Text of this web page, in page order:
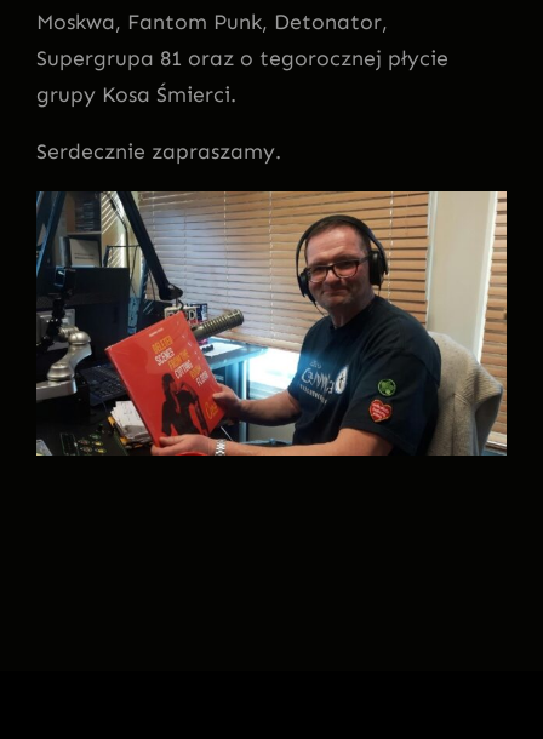
Moskwa, Fantom Punk, Detonator,
Supergrupa 81 oraz o tegorocznej płycie
grupy Kosa Śmierci.
Serdecznie zapraszamy.